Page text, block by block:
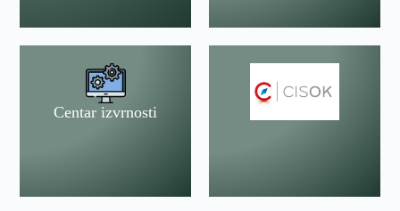
Centar izvrnosti